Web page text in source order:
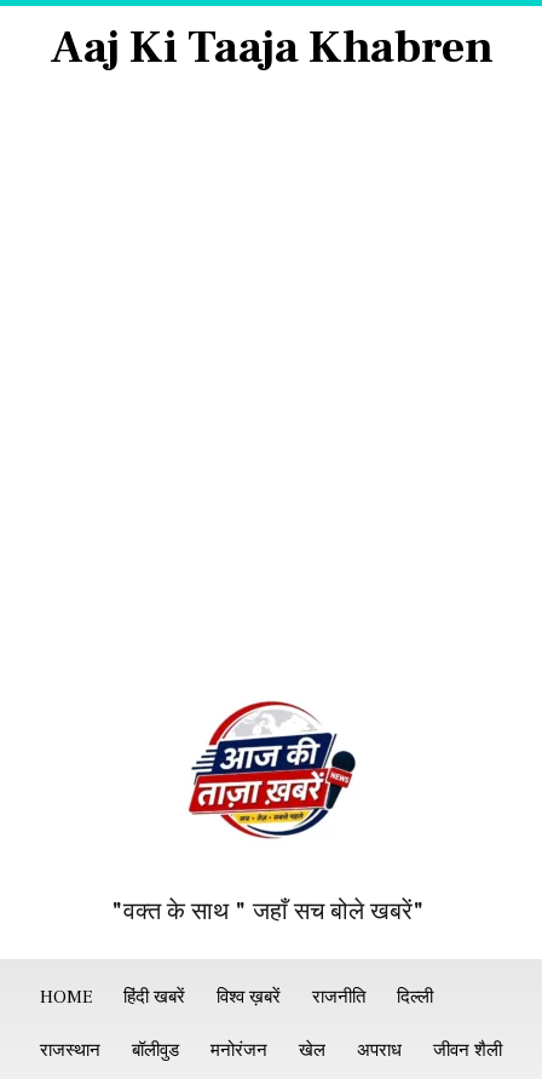
Aaj Ki Taaja Khabren
"वक्त के साथ " जहाँ सच बोले खबरें"
HOME हिंदी खबरें विश्व ख़बरें राजनीति दिल्ली
राजस्थान बॉलीवुड मनोरंजन खेल अपराध जीवन शैली